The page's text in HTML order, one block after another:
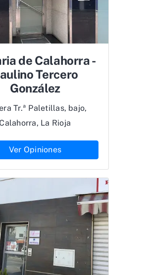
de Calahorra -
Tercero
González
Tr.ª Paletillas, bajo,
La Rioja
Ver Opiniones